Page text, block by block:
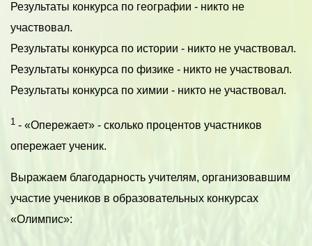
Результаты конкурса по географии - никто не
участвовал.
Результаты конкурса по истории - никто не участвовал.
Результаты конкурса по физике - никто не участвовал.
Результаты конкурса по химии - никто не участвовал.
1 - «Опережает» - сколько процентов участников
опережает ученик.
Выражаем благодарность учителям, организовавшим
участие учеников в образовательных конкурсах
«Олимпис»: